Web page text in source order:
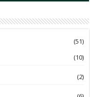
(51)
(10)
(2)